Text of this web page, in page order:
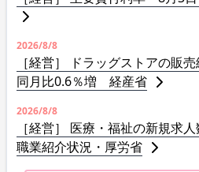
2026/8/8
［経営］ ドラッグストアの販
同月比0.6％増 経産省
2026/8/8
［経営］ 医療・福祉の新規求
職業紹介状況・厚労省